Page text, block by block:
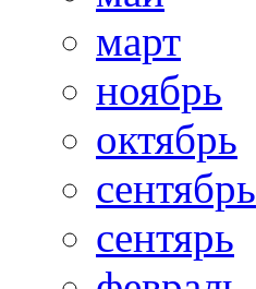
март
ноябрь
октябрь
сентябрь
сентярь